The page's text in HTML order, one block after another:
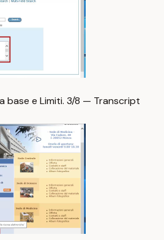
base e Limiti. 3/8 — Transcript